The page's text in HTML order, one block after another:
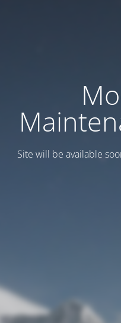
Site will be available